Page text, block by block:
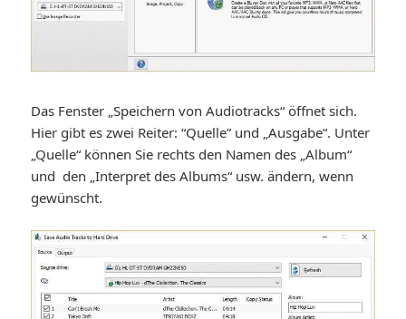
Das Fenster „Speichern von Audiotracks“ öffnet sich.
Hier gibt es zwei Reiter: “Quelle” und „Ausgabe“. Unter
„Quelle“ können Sie rechts den Namen des „Album“
und den „Interpret des Albums“ usw. ändern, wenn
gewünscht.